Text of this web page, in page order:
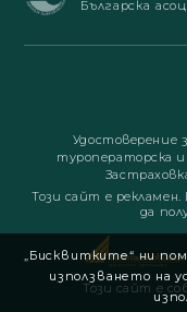
Българска
Удостоверение
туроператорска
Този сайт е
да
Този сайт е
„Бисквитките“ ни
използването на